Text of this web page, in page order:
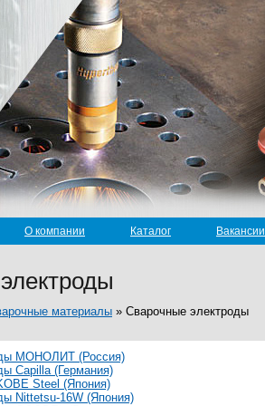
О компании Каталог Вакансии
материалы » Сварочные электроды
МОНОЛИТ (Россия)
Capilla (Германия)
Steel (Япония)
Nittetsu-16W (Япония)